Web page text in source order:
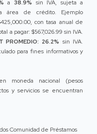
a 38.9% sin IVA, sujeta a
área de crédito. Ejemplo
con tasa anual de
a pagar: $567,026.99 sin IVA.
PROMEDIO: 26.2% sin IVA.
para fines informativos y
moneda nacional (pesos
y servicios se encuentran
Comunidad de Préstamos